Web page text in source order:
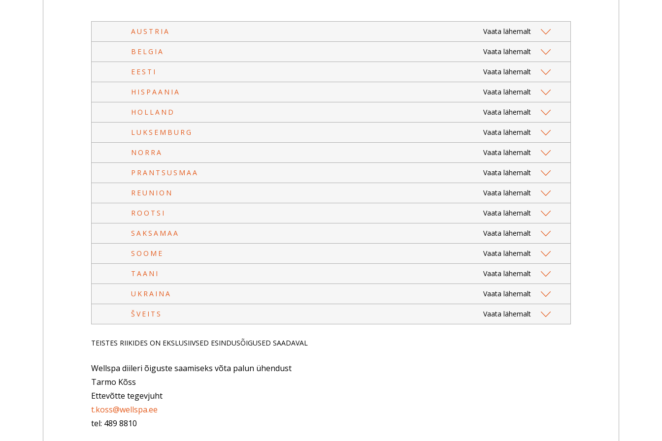
Vaata lähemalt
AUSTRIA
Vaata lähemalt
BELGIA
Vaata lähemalt
EESTI
Vaata lähemalt
HISPAANIA
Vaata lähemalt
HOLLAND
Vaata lähemalt
LUKSEMBURG
Vaata lähemalt
NORRA
Vaata lähemalt
PRANTSUSMAA
Vaata lähemalt
REUNION
Vaata lähemalt
ROOTSI
Vaata lähemalt
SAKSAMAA
Vaata lähemalt
SOOME
Vaata lähemalt
TAANI
Vaata lähemalt
UKRAINA
Vaata lähemalt
ŠVEITS
TEISTES RIIKIDES ON EKSLUSIIVSED ESINDUSÕIGUSED SAADAVAL
Wellspa diileri õiguste saamiseks võta palun ühendust
Tarmo Kõss
Ettevõtte tegevjuht
t.koss@wellspa.ee
tel: 489 8810